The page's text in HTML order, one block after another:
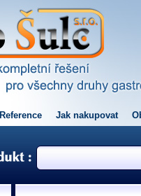
Reference Jak nakupovat